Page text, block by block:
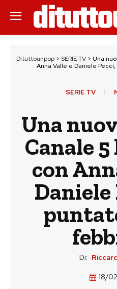
Dituttounpop > SERIE TV > Una
Anna Valle e Daniele
SERIE TV
Una
Canale
con
Daniele
Di:
18/